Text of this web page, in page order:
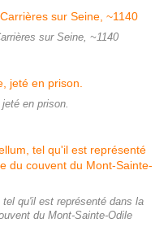
sur Seine, ~1140
en prison.
qu'il est représenté dans la
du Mont-Sainte-Odile